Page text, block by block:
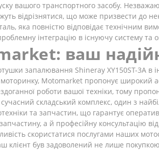
вашого транспортного засобу.
відрізнятися, що може призвести до
яка повністю відповідає технічним
інтеграцію в існуючу систему та
ваш
запалювання Shineray XY150ST-3A в
моторинку, Motomarket пропонує широкий
роботи вашої техніки, тому
складський комплекс, один з
та запчастин, що гарантує
запчастину, а й професійну консультацію
скористатися послугами наших
клієнт був задоволений не лише